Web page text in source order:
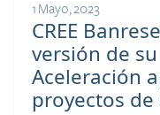
1 Mayo, 2023
CREE
versión de
Aceleración
proyectos